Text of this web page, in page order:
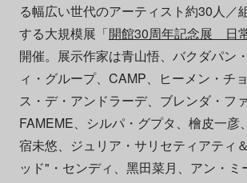
る幅広い世代のアーティスト約30人／
する大規模展「開館30周年記念展 日
開催。展示作家は青山悟、バクダパン
ィ・グループ、CAMP、ヒーメン・チ
ス・デ・アンドラーデ、ブレンダ・ファ
FAMEME、シルパ・グプタ、檜皮一彦
宿未悠、ジュリア・サリセティアティ
ッド"・センディ、黑田菜月、アン・ミ